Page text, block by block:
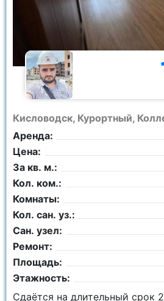
Кисловодск, Курортный,
Аренда:
Цена:
За кв. м.:
Кол. ком.:
Комнаты:
Кол. сан. уз.:
Сан. узел:
Ремонт:
Площадь:
Этажность:
Сдаётся на длительный срок